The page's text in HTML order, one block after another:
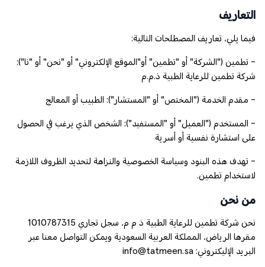
التعاريف
فيما يلي، تعاريف المصطلحات التالية:
- تطمين ("الشركة" أو "تطمين" أو"الموقع الإلكتروني" أو "نحن" أو "نا"):
شركة تطمين للرعاية الطبية ذ.م.م
- مقدم الخدمة ("المختص" أو "المستشار"): الطبيب أو المعالج
- المستخدم ("العميل" أو "المستفيد"): الشخص الذي يرغب في الحصول
على استشارة نفسية أو أسرية
- تهدف هذه البنود وسياسة الخصوصية والنزاهة لتحديد الظروف اللازمة
لاستخدام تطمين.
من نحن
نحن شركة تطمين للرعاية الطبية ذ م م، سجل تجاري 1010787315
مقرها الرياض، المملكة العربية السعودية ويمكن التواصل معنا عبر
البريد الإليكتروني: info@tatmeen.sa